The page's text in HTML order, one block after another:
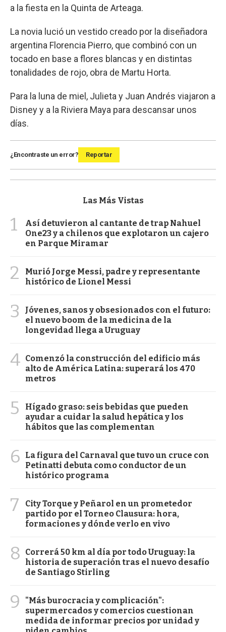
a la fiesta en la Quinta de Arteaga.
La novia lució un vestido creado por la diseñadora
argentina Florencia Pierro, que combinó con un
tocado en base a flores blancas y en distintas
tonalidades de rojo, obra de Martu Horta.
Para la luna de miel, Julieta y Juan Andrés viajaron a
Disney y a la Riviera Maya para descansar unos
días.
¿Encontraste un error? Reportar
Las Más Vistas
1
Así detuvieron al cantante de trap Nahuel
One23 y a chilenos que explotaron un cajero
en Parque Miramar
2
Murió Jorge Messi, padre y representante
histórico de Lionel Messi
3
Jóvenes, sanos y obsesionados con el futuro:
el nuevo boom de la medicina de la
longevidad llega a Uruguay
4 Comenzó la construcción del edificio más
alto de América Latina: superará los 470
metros
5
Hígado graso: seis bebidas que pueden
ayudar a cuidar la salud hepática y los
hábitos que las complementan
6
La figura del Carnaval que tuvo un cruce con
Petinatti debuta como conductor de un
histórico programa
7
City Torque y Peñarol en un prometedor
partido por el Torneo Clausura: hora,
formaciones y dónde verlo en vivo
8
Correrá 50 km al día por todo Uruguay: la
historia de superación tras el nuevo desafío
de Santiago Stirling
9
"Más burocracia y complicación":
supermercados y comercios cuestionan
medida de informar precios por unidad y